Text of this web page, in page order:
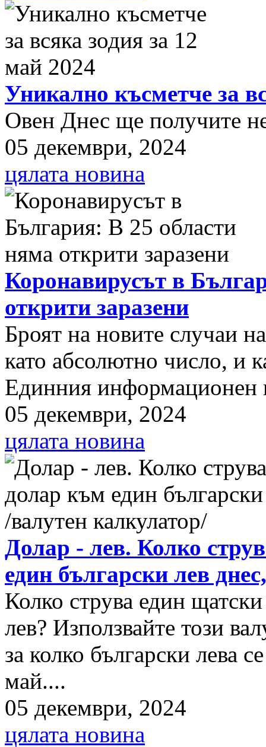
Уникално късметче за
Овен Днес ще получите
05 декември, 2024
цялата новина
Коронавирусът в
открити заразени
Броят на новите случаи
като абсолютно число, и
Единния информационен
05 декември, 2024
цялата новина
Долар - лев. Колко
един български лев
Колко струва един
лев? Използвайте този
за колко български лева
май....
05 декември, 2024
цялата новина